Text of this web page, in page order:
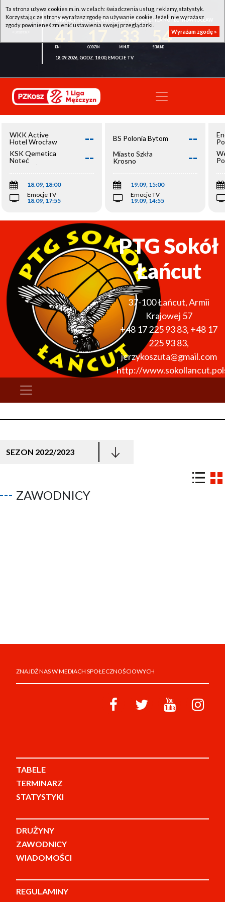
WKK ACTIVE HOTEL WROCŁAW - KSK QEMETICA NOTEĆ INOWROCŁAW
54
18.09.2026, GODZ. 18:00, EMOCJE TV
WKK Active
Hotel Wrocław
--
KSK Qemetica
Noteć
Inowrocław
--
18.09, 18:00
Emocje TV
18.09, 17:55
BS Polonia Bytom --
Miasto Szkła
Krosno
--
19.09, 15:00
Emocje TV
19.09, 14:55
PTG Sokół
Łańcut
37-100Łańcut,Armii
Krajowej 57
+48 17 225 93 83, +48 17
225 93 83,
jerzykoszuta@gmail.com
http://
SEZON 2022/2023
ZAWODNICY
ZNAJDŹ NAS W MEDIACH SPOŁECZNOŚCIOWYCH
TABELE
TERMINARZ
STATYSTYKI
DRUŻYNY
ZAWODNICY
WIADOMOŚCI
REGULAMINY
Ta strona używa cookies m.in. w celach: świadczenia usług, reklamy, statystyk.
Korzystając ze strony wyrażasz zgodę na używanie cookie. Jeżeli nie wyrażasz
zgody powinieneś zmienić ustawienia swojej przeglądarki.
Wyrażam zgodę »